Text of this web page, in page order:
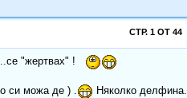
СТР. 1 ОТ 44
"жертвах" !
си можа де ) . Няколко делфина.